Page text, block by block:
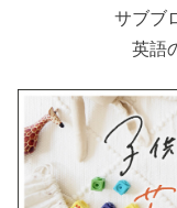
サブブ
英語